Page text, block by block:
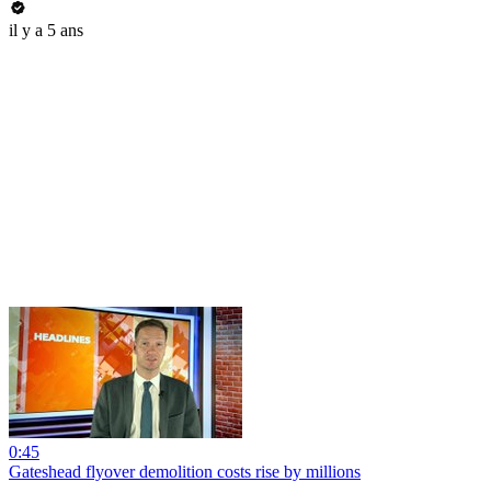
il y a 5 ans
0:45
Gateshead flyover demolition costs rise by millions